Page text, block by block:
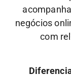
negócios
com